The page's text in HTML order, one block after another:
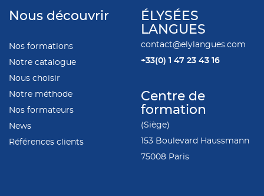
Nous découvrir
Nos formations
Notre catalogue
Nous choisir
Notre méthode
Nos formateurs
News
Références clients
ÉLYSÉES
LANGUES
contact@elylangues.com
+33(0) 1 47 23 43 16
Centre de
formation
(Siège)
153 Boulevard Haussmann
75008 Paris